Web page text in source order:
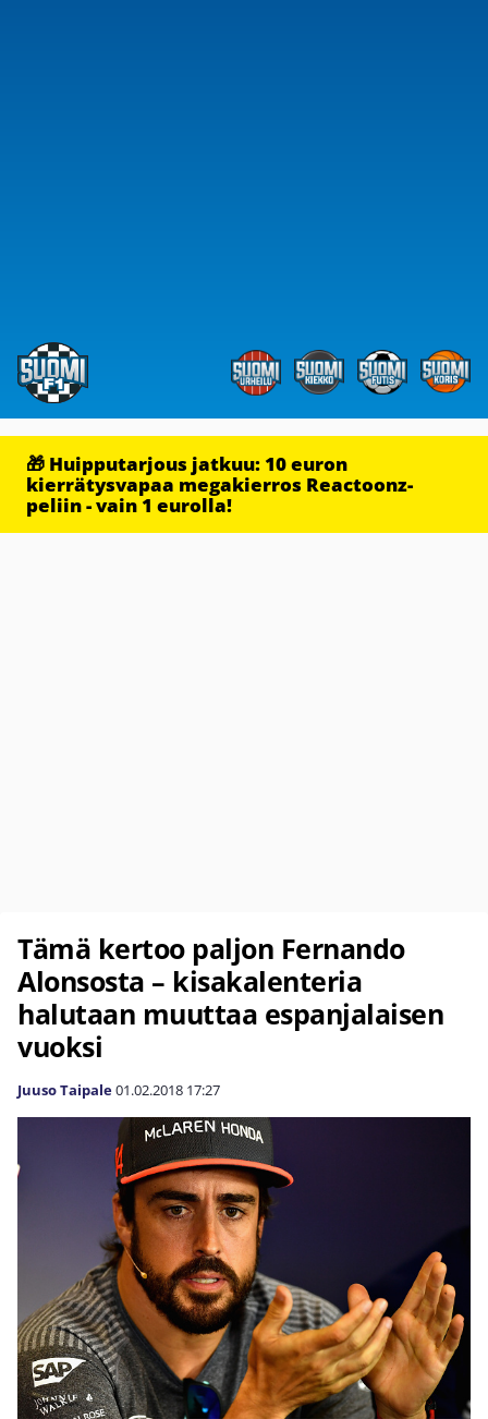
🎁 Huipputarjous jatkuu: 10 euron
kierrätysvapaa megakierros Reactoonz-
peliin - vain 1 eurolla!
Tämä kertoo paljon Fernando
Alonsosta – kisakalenteria
halutaan muuttaa espanjalaisen
vuoksi
Juuso Taipale01.02.2018 17:27